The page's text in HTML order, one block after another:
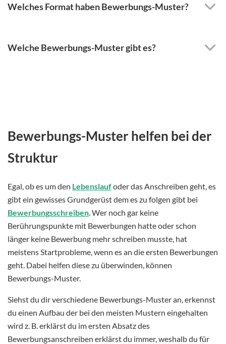
Welches Format haben Bewerbungs-Muster?
Welche Bewerbungs-Muster gibt es?
Bewerbungs-Muster helfen bei der
Struktur
Egal, ob es um den Lebenslaufoder das Anschreiben geht, es
gibt ein gewisses Grundgerüst dem es zu folgen gibt bei
Bewerbungsschreiben. Wer noch gar keine
Berührungspunkte mit Bewerbungen hatte oder schon
länger keine Bewerbung mehr schreiben musste, hat
meistens Startprobleme, wenn es an die ersten Bewerbungen
geht. Dabei helfen diese zu überwinden, können
Bewerbungs-Muster.
Siehst du dir verschiedene Bewerbungs-Muster an, erkennst
du einen Aufbau der bei den meisten Mustern eingehalten
wird z. B. erklärst du im ersten Absatz des
Bewerbungsanschreiben erklärst du immer, weshalb du für